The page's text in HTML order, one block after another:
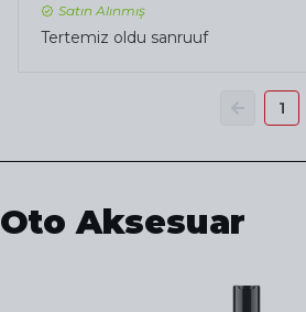
Satın Alınmış
Tertemiz oldu sanruuf
1
Oto Aksesuar